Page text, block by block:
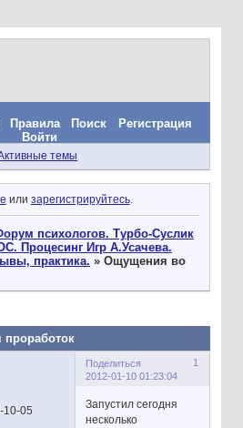
Правила Поиск
Регистрация
Войти
темы
или зарегистрируйтесь.
психологов. Турбо-Суслик
Процесинг Игр А.Усачева.
практика. » Ощущения во
Поделиться
1
2012-01-10 01:23:04
10-05
Запустил сегодня
несколько